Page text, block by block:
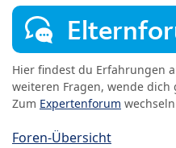
Hier findest du Erfahrungen
weiteren Fragen, wende dich
Zum Expertenforum
Foren-Übersicht